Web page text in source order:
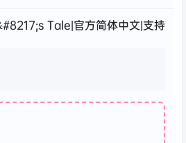
Tale|官方简体中文|支持